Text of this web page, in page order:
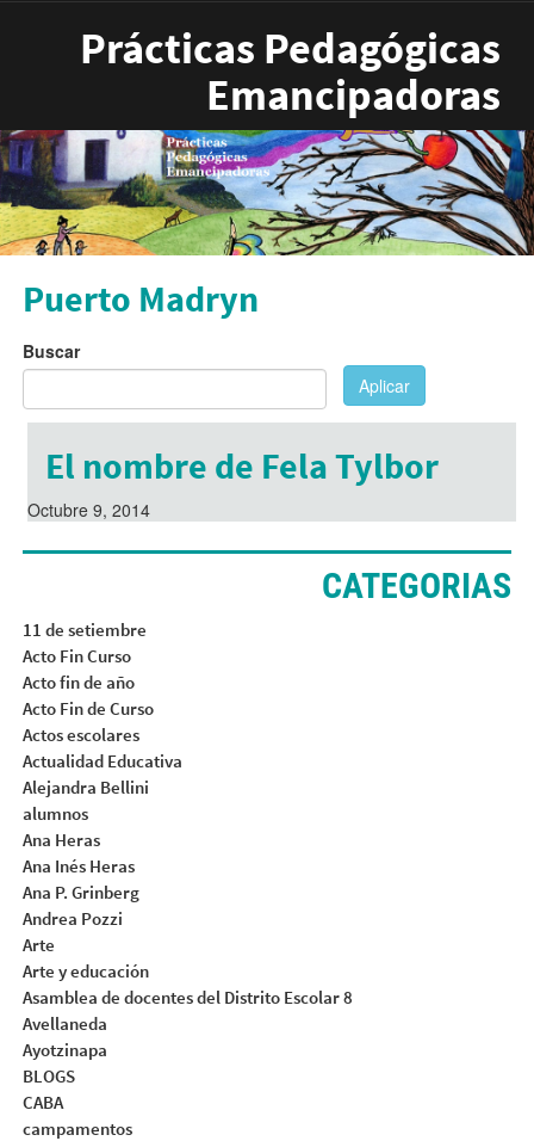
Prácticas Pedagógicas
Emancipadoras
Puerto Madryn
Buscar
Aplicar
El nombre de Fela Tylbor
Octubre 9, 2014
CATEGORIAS
11 de setiembre
Acto Fin Curso
Acto fin de año
Acto Fin de Curso
Actos escolares
Actualidad Educativa
Alejandra Bellini
alumnos
Ana Heras
Ana Inés Heras
Ana P. Grinberg
Andrea Pozzi
Arte
Arte y educación
Asamblea de docentes del Distrito Escolar 8
Avellaneda
Ayotzinapa
BLOGS
CABA
campamentos